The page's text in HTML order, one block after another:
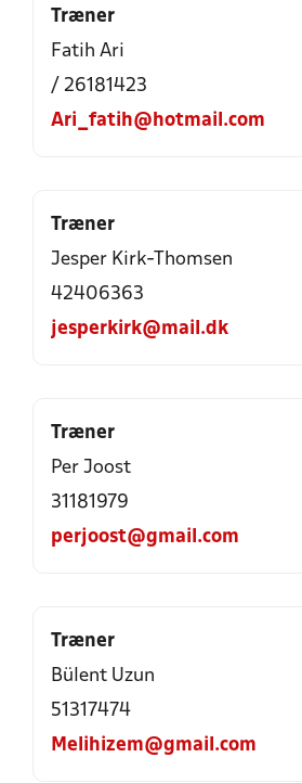
Træner
Fatih Ari
/ 26181423
Ari_fatih@hotmail.com
Træner
Jesper Kirk-Thomsen
42406363
jesperkirk@mail.dk
Træner
Per Joost
31181979
perjoost@gmail.com
Træner
Bülent Uzun
51317474
Melihizem@gmail.com